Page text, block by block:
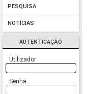
PESQUISA
NOTÍCIAS
AUTENTICAÇÃO
Utilizador
Senha